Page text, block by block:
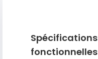
Spécifications
fonctionnelles